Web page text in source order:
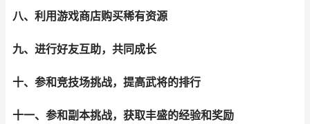
八、利用游戏商店购买稀有资源
九、进行好友互助，共同成长
十、参和竞技场挑战，提高武将的排行
十一、参和副本挑战，获取丰盛的经验和奖励